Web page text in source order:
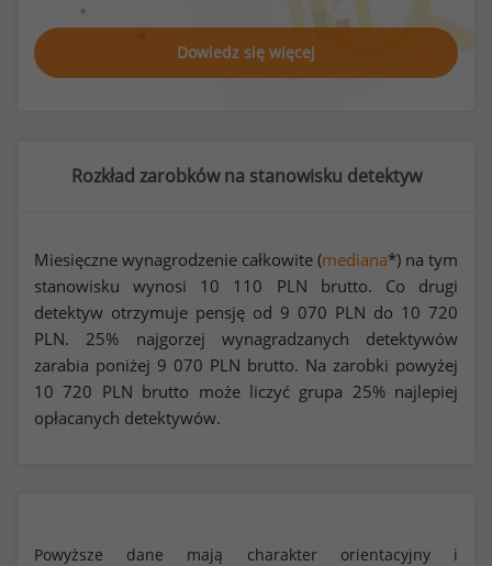
Dowiedz się więcej
Rozkład zarobków na stanowisku detektyw
Miesięczne wynagrodzenie całkowite (mediana*) na tym
stanowisku wynosi 10 110 PLN brutto. Co drugi
detektyw otrzymuje pensję od 9 070 PLN do 10 720
PLN. 25% najgorzej wynagradzanych detektywów
zarabia poniżej 9 070 PLN brutto. Na zarobki powyżej
10 720 PLN brutto może liczyć grupa 25% najlepiej
opłacanych detektywów.
Powyższe dane mają charakter orientacyjny i